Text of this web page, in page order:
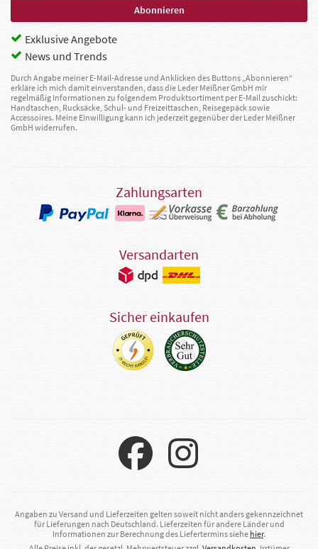
Exklusive Angebote
News und Trends
Durch Angabe meiner E-Mail-Adresse und Anklicken des Buttons „Abonnieren“
erkläre ich mich damit einverstanden, dass die Leder Meißner GmbH mir
regelmäßig Informationen zu folgendem Produktsortiment per E-Mail zuschickt:
Handtaschen, Rucksäcke, Schul- und Freizeittaschen, Reisegepäck sowie
Accessoires. Meine Einwilligung kann ich jederzeit gegenüber der Leder Meißner
GmbH widerrufen.
Zahlungsarten
Versandarten
Sicher einkaufen
Angaben zu Versand und Lieferzeiten gelten soweit nicht anders gekennzeichnet
für Lieferungen nach Deutschland. Lieferzeiten für andere Länder und
Informationen zur Berechnung des Liefertermins siehe hier.